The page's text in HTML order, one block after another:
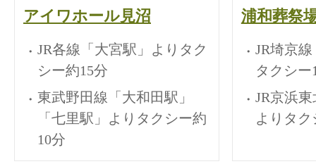
アイワホール見沼
JR各線「大宮駅」よりタク
シー約15分
東武野田線「大和田駅」
「七里駅」よりタクシー約
10分
浦和葬祭
JR埼京
タクシー
JR京浜
よりタク